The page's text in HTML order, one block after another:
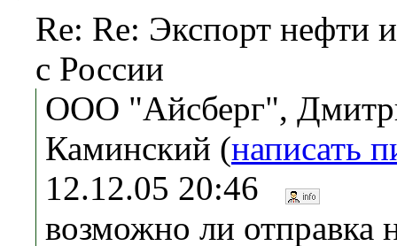
Re: Re: Экспорт нефти
с России
ООО "Айсберг",
Каминский (написать
12.12.05 20:46
возможно ли отправка